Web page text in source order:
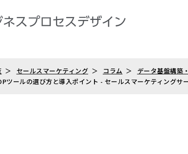
セールスマーケティング コラム
データ基盤構築
ツールの選び方と導入ポイント - セールスマーケティングサ